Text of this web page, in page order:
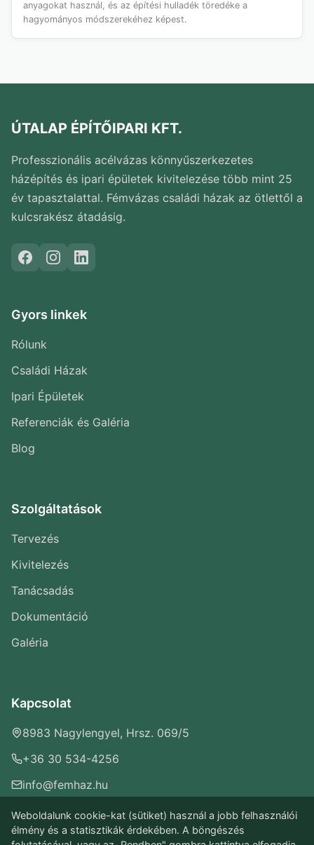
Weboldalunk cookie-kat (sütiket) használ a jobb felhasználói
élmény és a statisztikák érdekében. A böngészés
anyagokat használ, és az építési hulladék töredéke a
hagyományos módszerekéhez képest.
ÚTALAP ÉPÍTŐIPARI KFT.
Professzionális acélvázas könnyűszerkezetes
házépítés és ipari épületek kivitelezése több mint 25
év tapasztalattal. Fémvázas családi házak az ötlettől a
kulcsrakész átadásig.
Gyors linkek
Rólunk
Családi Házak
Ipari Épületek
Referenciák és Galéria
Blog
Szolgáltatások
Tervezés
Kivitelezés
Tanácsadás
Dokumentáció
Galéria
Kapcsolat
8983 Nagylengyel, Hrsz. 069/5
+36 30 534-4256
info@femhaz.hu